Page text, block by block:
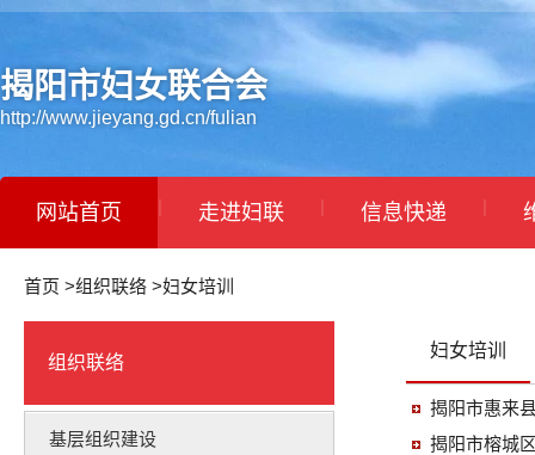
揭阳市妇女联合会
http://www.jieyang.gd.cn/fulian
网站首页 | 走进妇联 | 信息快递 |
家庭儿童 学习贯彻党的二十届三中全会精神
组织联络
首页 >组织联络 >妇女培训
组织联络
基层组织建设
妇女培训
揭阳市惠来
揭阳市榕城